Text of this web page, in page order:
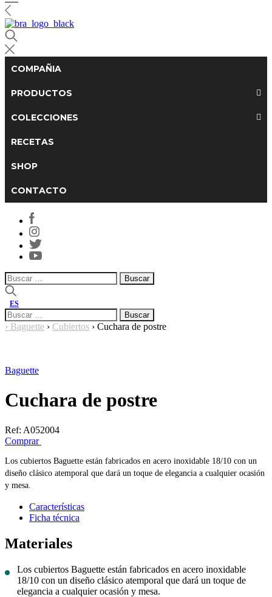
COMPAÑIA
PRODUCTOS
COLECCIONES
RECETAS
SHOP
CONTACTO
Buscar:
ES
Buscar:
› Baguette › Cubiertos › Cuchara de postre
Baguette
Cuchara de postre
Ref: A052004
Comprar
Los cubiertos Baguette están fabricados en acero inoxidable 18/10 con un
diseño clásico atemporal que dará un toque de elegancia a cualquier ocasión
y mesa.
Características
Ficha técnica
Materiales
Los cubiertos Baguette están fabricados en acero inoxidable
18/10 con un diseño clásico atemporal que dará un toque de
elegancia a cualquier ocasión y mesa.